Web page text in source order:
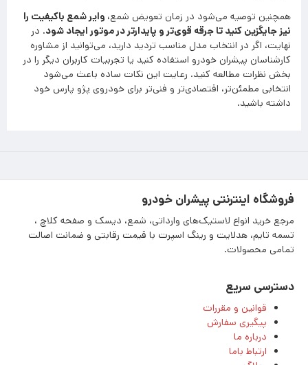
همچنین توصیه می‌شود در زمان تعویض شمع، وایر شمع باکیفیت را
نیز جایگزین کنید تا جرقه قوی‌تر و پایدارتر در موتور ایجاد شود. در
نهایت، اگر در انتخاب مدل مناسب تردید دارید، می‌توانید از مشاوره
کارشناسان پیشران خودرو استفاده کنید یا تجربیات کاربران دیگر را در
بخش نظرات مطالعه کنید. رعایت این نکات ساده باعث می‌شود
انتخابی مطمئن‌تر، اقتصادی‌تر و فنی‌تر برای خودروی پژو پارس خود
داشته باشید.
فروشگاه اینترنتی پیشران خودرو
مرجع خرید انواع لاستیک‌های وارداتی، شمع، دیسک و صفحه کلاچ ،
تسمه تایم، هدلایت و رینگ اسپرت با قیمت رقابتی و ضمانت اصالت
تمامی محصولات.
دسترسی سریع
قوانین و مقررات
پیگیری سفارش
درباره ما
ارتباط باما